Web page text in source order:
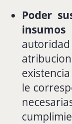
Poder
insumos
existencia
le